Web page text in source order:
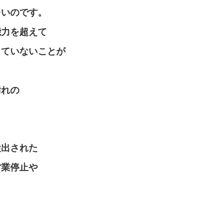
のです。
を超えて
いないことが
の
された
停止や